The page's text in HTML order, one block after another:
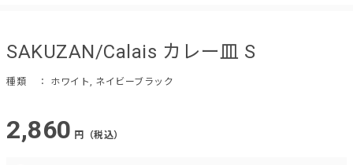
SAKUZAN/Calais カレー皿 S
種類 ： ホワイト, ネイビーブラック
2,860 円（税込）